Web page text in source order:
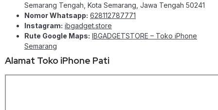
Semarang Tengah, Kota Semarang, Jawa Tengah 50241
Nomor Whatsapp: 628112787771
Instagram: ibgadget.store
Rute Google Maps: IBGADGETSTORE – Toko iPhone
Semarang
Alamat Toko iPhone Pati